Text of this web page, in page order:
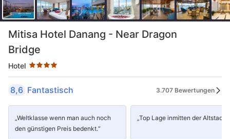
Mitisa Hotel Danang - Near Dragon
Bridge
Hotel
Sternekategorie: 4 Sterne
8,6 Fantastisch 3.707 Bewertungen
„Weltklasse wenn man auch noch
den günstigen Preis bedenkt.“
„Top Lage inmitten der Altstadt.“